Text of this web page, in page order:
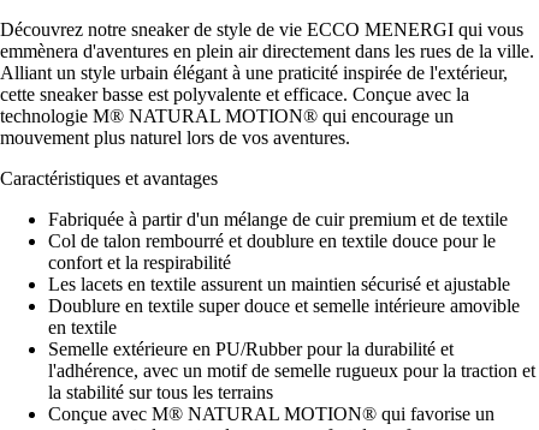
Découvrez notre sneaker de style de vie ECCO MENERGI qui vous
emmènera d'aventures en plein air directement dans les rues de la ville.
Alliant un style urbain élégant à une praticité inspirée de l'extérieur,
cette sneaker basse est polyvalente et efficace. Conçue avec la
technologie M® NATURAL MOTION® qui encourage un
mouvement plus naturel lors de vos aventures.
Caractéristiques et avantages
Fabriquée à partir d'un mélange de cuir premium et de textile
Col de talon rembourré et doublure en textile douce pour le
confort et la respirabilité
Les lacets en textile assurent un maintien sécurisé et ajustable
Doublure en textile super douce et semelle intérieure amovible
en textile
Semelle extérieure en PU/Rubber pour la durabilité et
l'adhérence, avec un motif de semelle rugueux pour la traction et
la stabilité sur tous les terrains
Conçue avec M® NATURAL MOTION® qui favorise un